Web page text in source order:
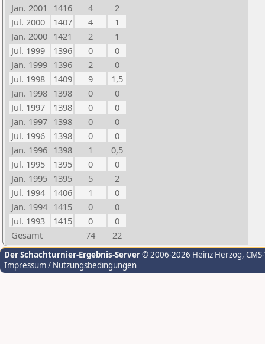
Jan. 2001
1416 4
2
Jul. 2000
1407 4
1
Jan. 2000 1421 2
1
Jul. 1999
1396 0
0
Jan. 1999 1396 2
0
Jul. 1998
1409 9
1,5
Jan. 1998 1398 0
0
Jul. 1997
1398 0
0
Jan. 1997 1398 0
0
Jul. 1996
1398 0
0
Jan. 1996 1398 1
0,5
Jul. 1995
1395 0
0
Jan. 1995 1395 5
2
Jul. 1994
1406 1
0
Jan. 1994 1415 0
0
Jul. 1993
1415 0
0
Gesamt
74 22
Der Schachturnier-Ergebnis-Server© 2006-2026 Heinz Herzog,
Impressum / Nutzungsbedingungen